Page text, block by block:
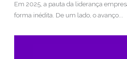
Em 2025, a pauta da liderança
forma inédita. De um lado, o avanço...